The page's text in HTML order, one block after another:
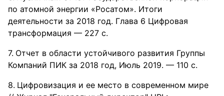
по атомной энергии «Росатом». Итоги
деятельности за 2018 год. Глава 6 Цифровая
трансформация — 227 с.
Отчет в области устойчивого развития Группы
Компаний ПИК за 2018 год, Июль 2019. — 110 с.
Цифровизация и ее место в современном мире